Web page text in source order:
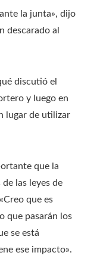
la junta», dijo
descarado al
discutió el
y luego en
lugar de utilizar
que la
las leyes de
que es
que pasarán los
se está
ese impacto».